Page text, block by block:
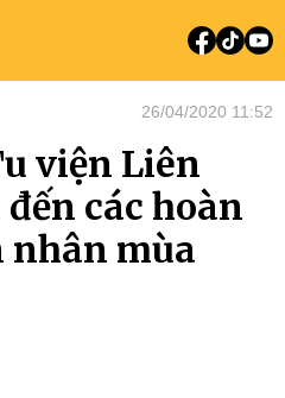
26/04/2020 11:52
viện Liên
các hoàn
nhân mùa